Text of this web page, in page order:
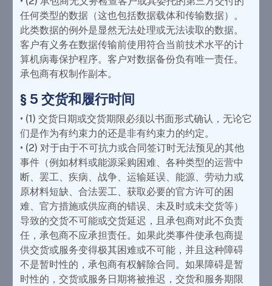
任何类型的数据（这也包括数据载体和传输数据）。
此类数据的例外是显然无法处理或无法读取的数据。
客户有义务在数据传输前使用符合当前技术水平的计
算机病毒保护程序。客户对数据备份负有唯一责任。
承包商有权制作副本。
§ 5 交货和履行时间
• (1) 交货日期或交货期限必须以书面形式确认，无论它
们是作为有约束力的还是非有约束力的约定。
• (2) 对于由于不可抗力或合同签订时无法预见的其他
事件（例如材料或能源采购困难、各种类型的运营中
断、罢工、疾病、战争、运输延误、能源、劳动力或
原材料短缺、合法罢工、获取必要的官方许可的困
难、官方措施或供应商的错误、未及时或未交货等）
导致的交货不可能或交货延迟，且承包商对此不负责
任，承包商不应承担责任。如果此类事件使承包商提
供交货或服务变得极其困难或不可能，并且这种障碍
不是暂时性的，承包商有权解除合同。如果障碍是暂
时性的，交货或服务日期将被推迟，交货和服务期限